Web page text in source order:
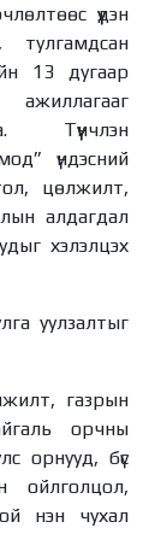
үүдэн
13 дугаар
Түүнчлэн
үндэсний
цөлжилт,
алдагдал
хэлэлцэх
уулзалтыг
газрын
орчны
орнууд, бүс
ойлголцол,
нэн чухал